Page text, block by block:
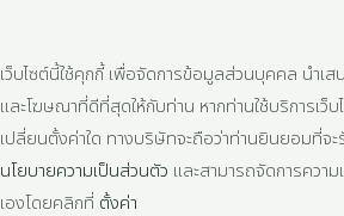
เว็บไซต์นี้ใช้คุกกี้ เพื่อจัดการข้อมูลส่วนบุคคล นำเ
และโฆษณาที่ดีที่สุดให้กับท่าน หากท่านใช้บริการเว็
เปลี่ยนตั้งค่าใด ทางบริษัทจะถือว่าท่านยินยอมที่จะ
นโยบายความเป็นส่วนตัว และสามารถจัดการควา
เองโดยคลิกที่ ตั้งค่า